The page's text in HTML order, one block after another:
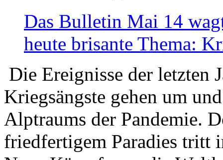
Das Bulletin Mai 14
heute brisante Thema:
Die Ereignisse der letzten
Kriegsängste gehen um
Alptraums der Pandemie.
friedfertigem Paradies tritt